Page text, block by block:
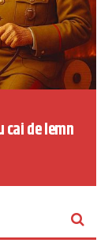
cai de lemn